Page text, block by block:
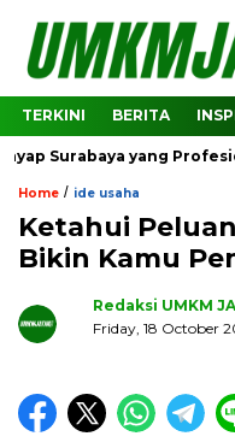
TERKINI BERITA
yang Profesional
Home / ide usaha
Ketahui
Bikin Kamu
Redaksi UMKM
Friday, 18 October